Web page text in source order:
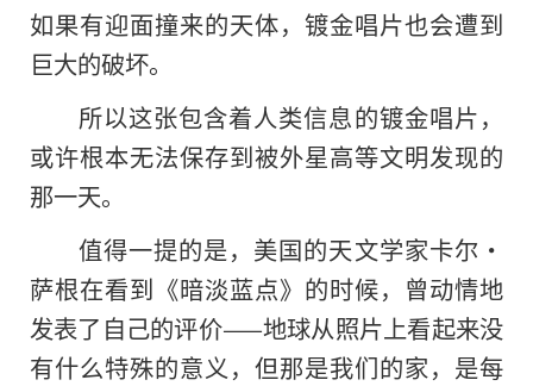
如果有迎面撞来的天体，镀金唱片也会遭到
巨大的破坏。
所以这张包含着人类信息的镀金唱片，
或许根本无法保存到被外星高等文明发现的
那一天。
值得一提的是，美国的天文学家卡尔·
萨根在看到《暗淡蓝点》的时候，曾动情地
发表了自己的评价——地球从照片上看起来没
有什么特殊的意义，但那是我们的家，是每